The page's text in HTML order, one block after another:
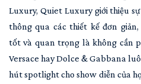
Luxury, Quiet Luxury giới thiệu
thông qua các thiết kế đơn
tốt và quan trọng là không cần
Versace hay Dolce & Gabbana
hút spotlight cho show diễn của